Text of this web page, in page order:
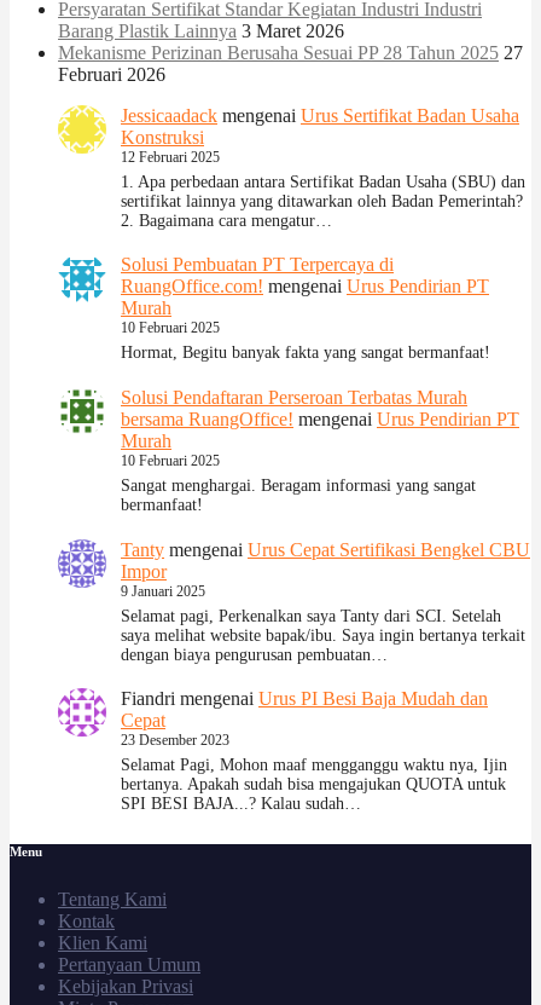
Persyaratan Sertifikat Standar Kegiatan Industri Industri
Barang Plastik Lainnya 3 Maret 2026
Mekanisme Perizinan Berusaha Sesuai PP 28 Tahun 2025 27
Februari 2026
Jessicaadack mengenai Urus Sertifikat Badan Usaha
Konstruksi
12 Februari 2025
1. Apa perbedaan antara Sertifikat Badan Usaha (SBU) dan
sertifikat lainnya yang ditawarkan oleh Badan Pemerintah?
2. Bagaimana cara mengatur…
Solusi Pembuatan PT Terpercaya di
RuangOffice.com! mengenai Urus Pendirian PT
Murah
10 Februari 2025
Hormat, Begitu banyak fakta yang sangat bermanfaat!
Solusi Pendaftaran Perseroan Terbatas Murah
bersama RuangOffice! mengenai Urus Pendirian PT
Murah
10 Februari 2025
Sangat menghargai. Beragam informasi yang sangat
bermanfaat!
Tanty mengenai Urus Cepat Sertifikasi Bengkel CBU
Impor
9 Januari 2025
Selamat pagi, Perkenalkan saya Tanty dari SCI. Setelah
saya melihat website bapak/ibu. Saya ingin bertanya terkait
dengan biaya pengurusan pembuatan…
Fiandri mengenai Urus PI Besi Baja Mudah dan
Cepat
23 Desember 2023
Selamat Pagi, Mohon maaf mengganggu waktu nya, Ijin
bertanya. Apakah sudah bisa mengajukan QUOTA untuk
SPI BESI BAJA...? Kalau sudah…
Menu
Tentang Kami
Kontak
Klien Kami
Pertanyaan Umum
Kebijakan Privasi